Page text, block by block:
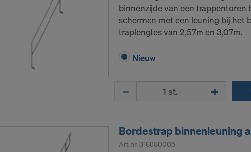
binnenzijde van een trappentoren
schermen met een leuning bij het
traplengtes van 2,57m en 3,07m.
Nieuw
Bordestrap binnenleuning
Art.nr. 316080005
diverse toepassingen met de volgende ontvangers samen:
Corporation